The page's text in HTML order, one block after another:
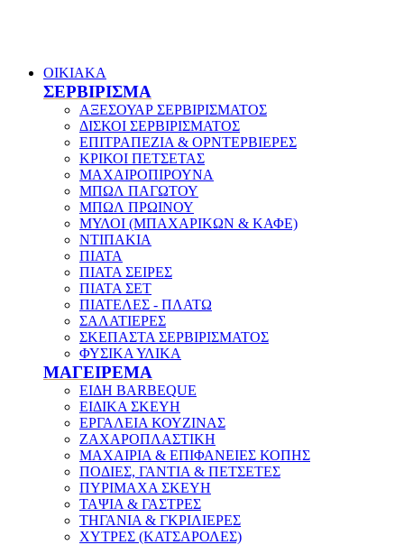
ΟΙΚΙΑΚΑ
ΣΕΡΒΙΡΙΣΜΑ
ΑΞΕΣΟΥΑΡ ΣΕΡΒΙΡΙΣΜΑΤΟΣ
ΔΙΣΚΟΙ ΣΕΡΒΙΡΙΣΜΑΤΟΣ
ΕΠΙΤΡΑΠΕΖΙΑ & ΟΡΝΤΕΡΒΙΕΡΕΣ
ΚΡΙΚΟΙ ΠΕΤΣΕΤΑΣ
ΜΑΧΑΙΡΟΠΙΡΟΥΝΑ
ΜΠΩΛ ΠΑΓΩΤΟΥ
ΜΠΩΛ ΠΡΩΙΝΟΥ
ΜΥΛΟΙ (ΜΠΑΧΑΡΙΚΩΝ & ΚΑΦΕ)
ΝΤΙΠΑΚΙΑ
ΠΙΑΤΑ
ΠΙΑΤΑ ΣΕΙΡΕΣ
ΠΙΑΤΑ ΣΕΤ
ΠΙΑΤΕΛΕΣ - ΠΛΑΤΩ
ΣΑΛΑΤΙΕΡΕΣ
ΣΚΕΠΑΣΤΑ ΣΕΡΒΙΡΙΣΜΑΤΟΣ
ΦΥΣΙΚΑ ΥΛΙΚΑ
ΜΑΓΕΙΡΕΜΑ
ΕΙΔΗ BARBEQUE
ΕΙΔΙΚΑ ΣΚΕΥΗ
ΕΡΓΑΛΕΙΑ ΚΟΥΖΙΝΑΣ
ΖΑΧΑΡΟΠΛΑΣΤΙΚΗ
ΜΑΧΑΙΡΙΑ & ΕΠΙΦΑΝΕΙΕΣ ΚΟΠΗΣ
ΠΟΔΙΕΣ, ΓΑΝΤΙΑ & ΠΕΤΣΕΤΕΣ
ΠΥΡΙΜΑΧΑ ΣΚΕΥΗ
ΤΑΨΙΑ & ΓΑΣΤΡΕΣ
ΤΗΓΑΝΙΑ & ΓΚΡΙΛΙΕΡΕΣ
ΧΥΤΡΕΣ (ΚΑΤΣΑΡΟΛΕΣ)